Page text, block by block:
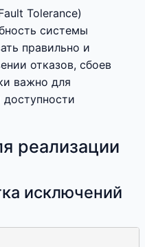
Tolerance)
системы
правильно и
отказов, сбоев
важно для
реализации
исключений